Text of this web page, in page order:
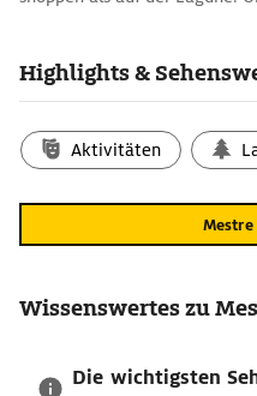
Mestre: ein kurzer
Anders, als man vielleicht
auf eine lange Vergangenheit
es in Mestre aber wohl
dem 14. Jahrhundert gehörte
Festland. Nach kurzen
Stadtteil von Venedig.
Highlights &
Aktivitäten
Wissenswertes zu
Die wichtigsten